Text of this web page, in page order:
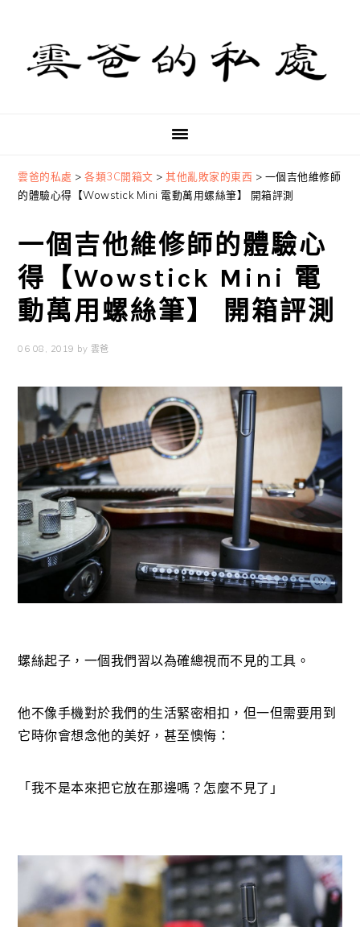
primary
navigation
content
primary
sidebar
雲爸的私處 >各類3C開箱文 >其他亂敗家的東西 > 一個吉他維修師
的體驗心得【Wowstick Mini 電動萬用螺絲筆】 開箱評測
一個吉他維修師的體驗心
得【Wowstick Mini 電
動萬用螺絲筆】 開箱評測
06 08, 2019 by 雲爸
螺絲起子，一個我們習以為確總視而不見的工具。
他不像手機對於我們的生活緊密相扣，但一但需要用到
它時你會想念他的美好，甚至懊悔：
「我不是本來把它放在那邊嗎？怎麼不見了」